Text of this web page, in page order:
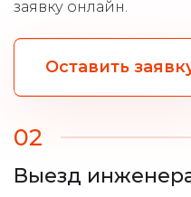
заявку онлайн.
Оставить
02
Выезд